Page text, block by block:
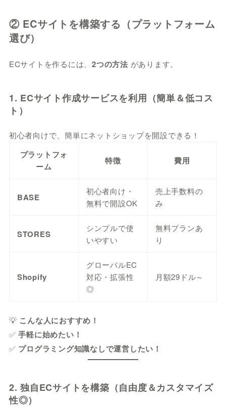
② ECサイトを構築する（プラットフォーム
選び）
ECサイトを作るには、2つの方法 があります。
1. ECサイト作成サービスを利用（簡単＆低コス
ト）
初心者向けで、簡単にネットショップを開設できる！
プラットフォ
ーム
特徴 費用
BASE
初心者向け・
無料で開設OK
売上手数料の
み
STORES
シンプルで使
いやすい
無料プランあ
り
Shopify
グローバルEC
対応・拡張性
◎
月額29ドル～
💡 こんな人におすすめ！
✅手軽に始めたい！
✅ プログラミング知識なしで運営したい！
2. 独自ECサイトを構築（自由度＆カスタマイズ
性◎）